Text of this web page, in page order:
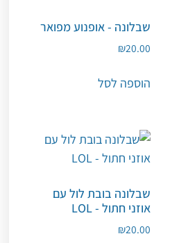
שבלונה - אופנוע מפואר
₪20.00
הוספה לסל
שבלונה בובת לול עם
אוזני חתול - LOL
₪20.00